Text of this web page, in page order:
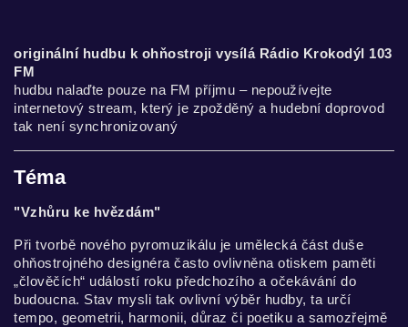
originální hudbu k ohňostroji vysílá Rádio Krokodýl 103
FM
hudbu nalaďte pouze na FM příjmu – nepoužívejte
internetový stream, který je zpožděný a hudební doprovod
tak není synchronizovaný
Téma
"Vzhůru ke hvězdám"
Při tvorbě nového pyromuzikálu je umělecká část duše
ohňostrojného designéra často ovlivněna otiskem paměti
„člověčích“ událostí roku předchozího a očekávání do
budoucna. Stav mysli tak ovlivní výběr hudby, ta určí
tempo, geometrii, harmonii, důraz či poetiku a samozřejmě